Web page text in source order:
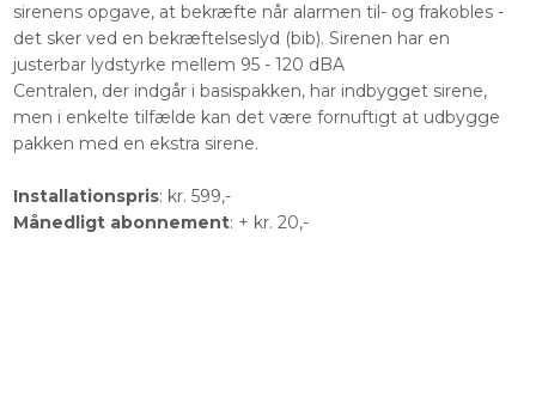
sirenens opgave, at bekræfte når alarmen til- og frakobles -
det sker ved en bekræftelseslyd (bib). Sirenen har en
justerbar lydstyrke mellem 95 - 120 dBA
Centralen, der indgår i basispakken, har indbygget sirene,
men i enkelte tilfælde kan det være fornuftigt at udbygge
pakken med en ekstra sirene.
Installationspris: kr. 599,-
Månedligt abonnement: + kr. 20,-